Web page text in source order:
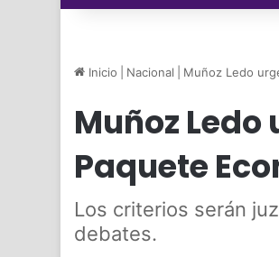
Inicio Nacional Muñoz Ledo
Muñoz
Paquete
Los criterios serán
debates.